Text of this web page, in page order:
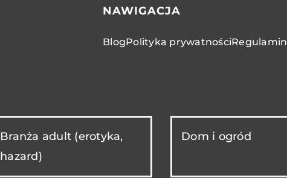
NAWIGACJA
BlogPolityka prywatnościRegulamin
Branża adult (erotyka,
hazard)
Dom i ogród